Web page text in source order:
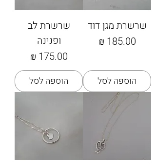
שרשרת מגן דוד
מחיר
הוספה לסל
שרשרת לב
ופנינה
מחיר
הוספה לסל